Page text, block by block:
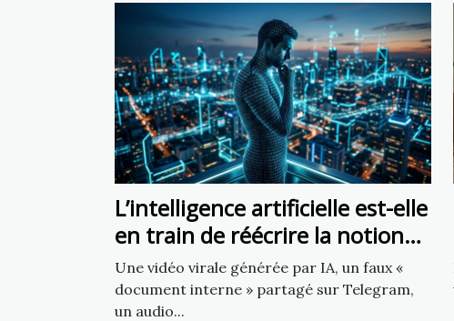
L’intelligence artificielle est-elle
en train de réécrire la notion
de source fiable ?
Une vidéo virale générée par IA, un faux «
document interne » partagé sur Telegram,
un audio...